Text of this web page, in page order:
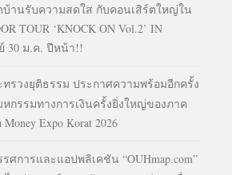
ดบ้านรับความสดใส กับคอนเสิร์ตใหญ่ใน
TOUR ‘KNOCK ON Vol.2’ IN
30 ม.ค. ปีหน้า!!
รวงยุติธรรม ประกาศความพร้อมอีกครั้ง
กรรมทางการเงินครั้งยิ่งใหญ่ของภาค
Expo Korat 2026
ศการและแอปพลิเคชัน “OUHmap.com”